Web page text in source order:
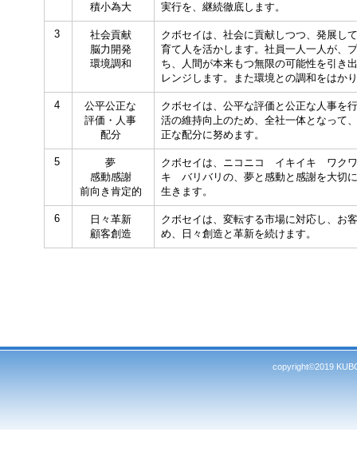
積小為大
実行を、継続徹底します。
3
社会貢献
脳力開発
環境調和
クボセイは、社会に貢献しつつ、発展し
育て人を活かします。社員一人一人が、
ち、人間が本来もつ無限の可能性を引き
レンジします。
また環境との調和をはか
4
公平公正な
評価・人事
配分
クボセイは、公平な評価と公正な人事を
活の維持向上のため、全社一体となって
正な配分に努めます。
5
夢
感動感謝
前向き肯定的
クボセイは、ニコニコ イキイキ ワク
キ バリバリの、夢と感動と感謝を大切
生きます。
6
日々革新
顧客創造
クボセイは、変転する市場に対応し、お
め、日々創造と革新を続けます。
copyright©2019